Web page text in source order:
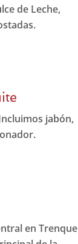
de Leche,
jabón,
en Trenque